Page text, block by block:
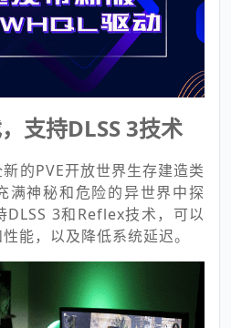
支持DLSS 3技术
的PVE开放世界生存建造类
满神秘和危险的异世界中探
DLSS 3和Reflex技术，可以
能，以及降低系统延迟。